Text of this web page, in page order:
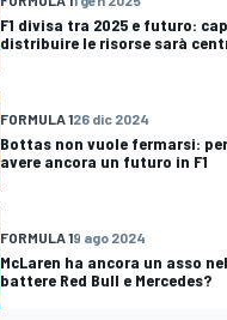
F1 divisa tra 2025 e futuro:
distribuire le risorse sarà
FORMULA 126 dic 2024
Bottas non vuole fermarsi:
avere ancora un futuro in F1
FORMULA 19 ago 2024
McLaren ha ancora un asso
battere Red Bull e Mercedes?